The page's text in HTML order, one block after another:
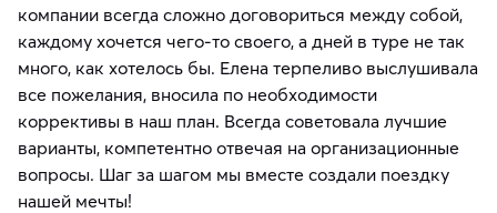
компании всегда сложно договориться между собой,
каждому хочется чего-то своего, а дней в туре не так
много, как хотелось бы. Елена терпеливо выслушивала
все пожелания, вносила по необходимости
коррективы в наш план. Всегда советовала лучшие
варианты, компетентно отвечая на организационные
вопросы. Шаг за шагом мы вместе создали поездку
нашей мечты!